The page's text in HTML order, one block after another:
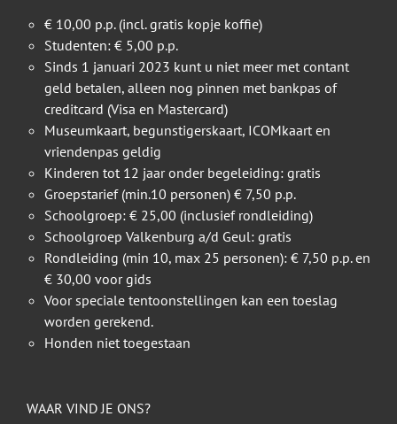
€ 10,00 p.p. (incl. gratis kopje koffie)
Studenten: € 5,00 p.p.
Sinds 1 januari 2023 kunt u niet meer met contant
geld betalen, alleen nog pinnen met bankpas of
creditcard (Visa en Mastercard)
Museumkaart, begunstigerskaart, ICOMkaart en
vriendenpas geldig
Kinderen tot 12 jaar onder begeleiding: gratis
Groepstarief (min.10 personen) € 7,50 p.p.
Schoolgroep: € 25,00 (inclusief rondleiding)
Schoolgroep Valkenburg a/d Geul: gratis
Rondleiding (min 10, max 25 personen): € 7,50 p.p. en
€ 30,00 voor gids
Voor speciale tentoonstellingen kan een toeslag
worden gerekend.
Honden niet toegestaan
WAAR VIND JE ONS?